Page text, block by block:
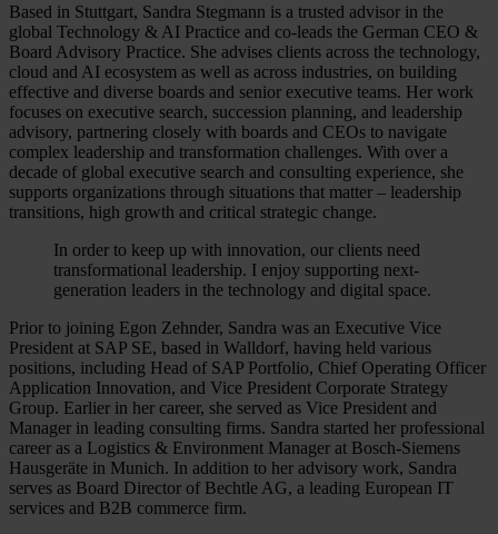
Based in Stuttgart, Sandra Stegmann is a trusted advisor in the
global Technology & AI Practice and co-leads the German CEO &
Board Advisory Practice. She advises clients across the technology,
cloud and AI ecosystem as well as across industries, on building
effective and diverse boards and senior executive teams. Her work
focuses on executive search, succession planning, and leadership
advisory, partnering closely with boards and CEOs to navigate
complex leadership and transformation challenges. With over a
decade of global executive search and consulting experience, she
supports organizations through situations that matter – leadership
transitions, high growth and critical strategic change.
In order to keep up with innovation, our clients need
transformational leadership. I enjoy supporting next-
generation leaders in the technology and digital space.
Prior to joining Egon Zehnder, Sandra was an Executive Vice
President at SAP SE, based in Walldorf, having held various
positions, including Head of SAP Portfolio, Chief Operating Officer
Application Innovation, and Vice President Corporate Strategy
Group. Earlier in her career, she served as Vice President and
Manager in leading consulting firms. Sandra started her professional
career as a Logistics & Environment Manager at Bosch-Siemens
Hausgeräte in Munich. In addition to her advisory work, Sandra
serves as Board Director of Bechtle AG, a leading European IT
services and B2B commerce firm.